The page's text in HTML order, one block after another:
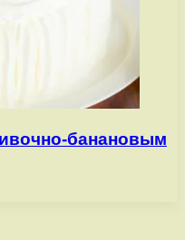
банановым